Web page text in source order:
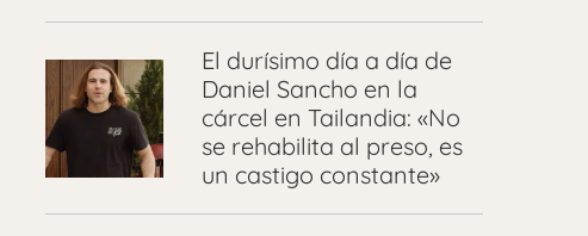
El durísimo día a día de
Daniel Sancho en la
cárcel en Tailandia: «No
se rehabilita al preso, es
un castigo constante»